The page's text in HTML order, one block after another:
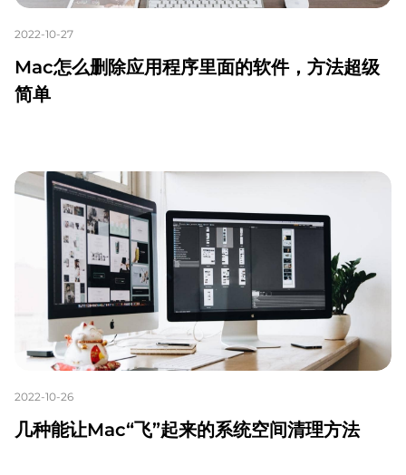
2022-10-27
Mac怎么删除应用程序里面的软件，方法超级
简单
2022-10-26
几种能让Mac“飞”起来的系统空间清理方法